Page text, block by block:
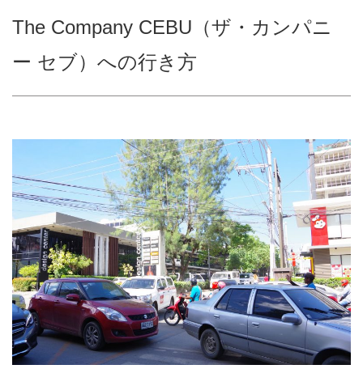
The Company CEBU（ザ・カンパニ
ー セブ）への行き方